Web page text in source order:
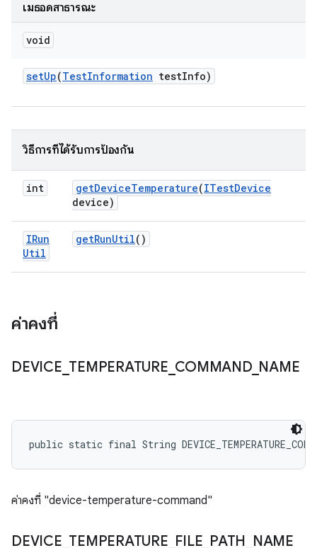
เมธอดสาธารณะ
void
setUp(TestInformation testInfo)
วิธีการที่ได้รับการป้องกัน
int getDeviceTemperature(ITestDevice
device)
IRun
Util
getRunUtil()
ค่าคงที่
DEVICE TEMPERATURE COMMAND_ NAME
public static final String
ค่าคงที่ "device-temperature-command"
DEVICE TEMPERATURE FILE PATH NAME